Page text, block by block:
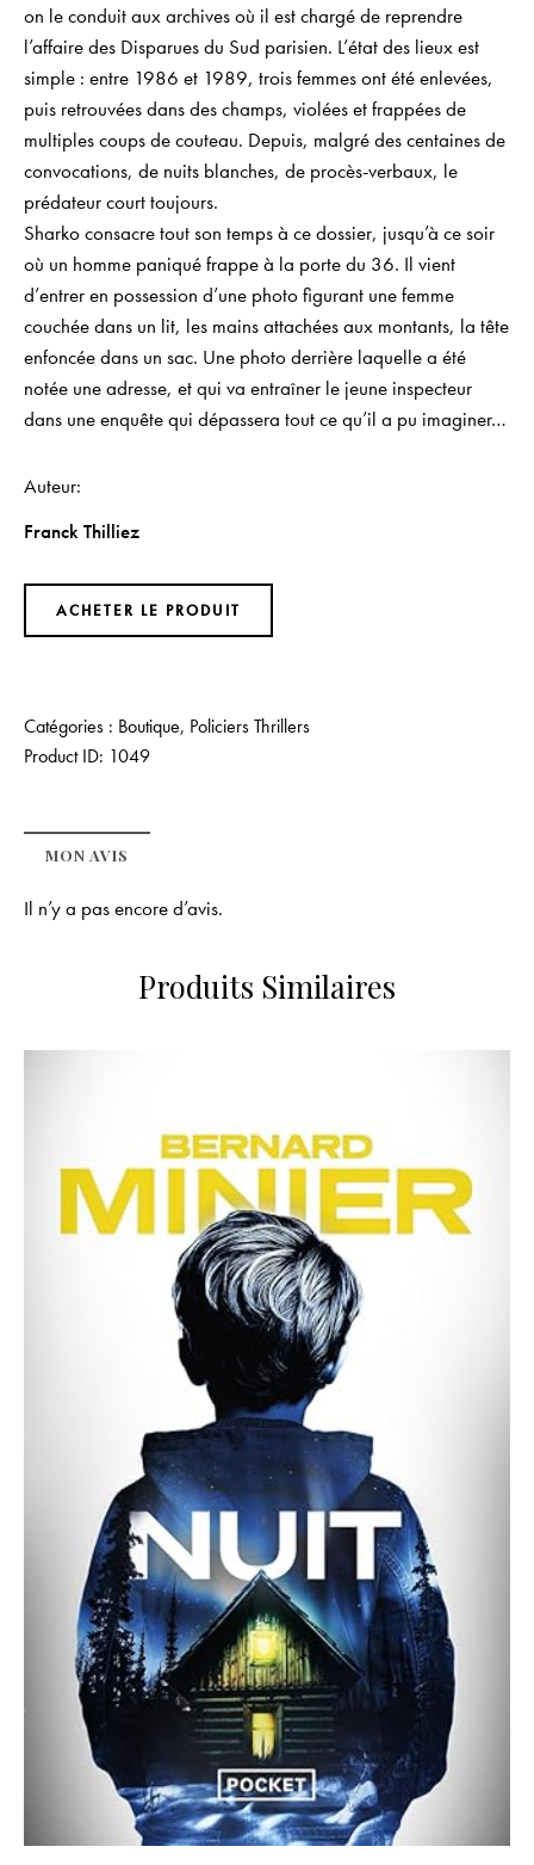
on le conduit aux archives où il est chargé de reprendre
l’affaire des Disparues du Sud parisien. L’état des lieux est
simple : entre 1986 et 1989, trois femmes ont été enlevées,
puis retrouvées dans des champs, violées et frappées de
multiples coups de couteau. Depuis, malgré des centaines de
convocations, de nuits blanches, de procès-verbaux, le
prédateur court toujours.
Sharko consacre tout son temps à ce dossier, jusqu’à ce soir
où un homme paniqué frappe à la porte du 36. Il vient
d’entrer en possession d’une photo figurant une femme
couchée dans un lit, les mains attachées aux montants, la tête
enfoncée dans un sac. Une photo derrière laquelle a été
notée une adresse, et qui va entraîner le jeune inspecteur
dans une enquête qui dépassera tout ce qu’il a pu imaginer…
Auteur
Franck Thilliez
ACHETER LE PRODUIT
Catégories : Boutique, Policiers Thrillers
Product ID: 1049
MON AVIS
Il n’y a pas encore d’avis.
Produits Similaires